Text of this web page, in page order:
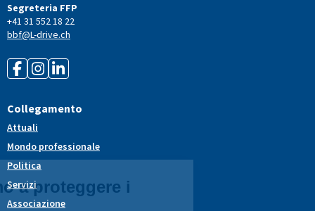
Segreteria FFP
+41 31 552 18 22
bbf@L-drive.ch
Collegamento
Attuali
Mondo professionale
Politica
Servizi
Associazione